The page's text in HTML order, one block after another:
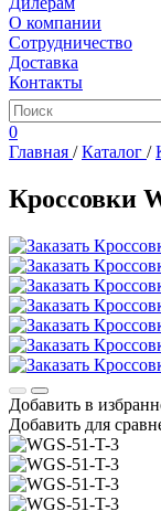
О компании
Сотрудничество
Доставка
Контакты
0
Главная / Каталог /
Кроссовки
Добавить в
Добавить для